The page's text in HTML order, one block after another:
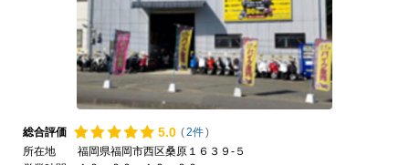
総合評価 5.0 (2件)
所在地
福岡県福岡市西区桑原１６３９-５